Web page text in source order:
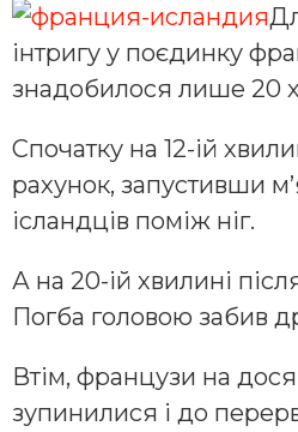
інтригу у поєдинку
знадобилося лише 20
Спочатку на 12-ій
рахунок, запустивши
ісландців поміж ніг.
А на 20-ій хвилині
Погба головою забив
Втім, французи на
зупинилися і до